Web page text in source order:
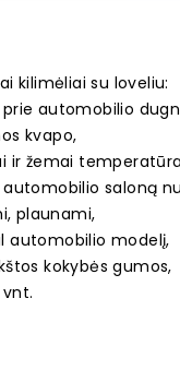
kilimėliai su loveliu:
automobilio
kvapo,
ir žemai
saloną
plaunami,
automobilio modelį,
kokybės gumos,